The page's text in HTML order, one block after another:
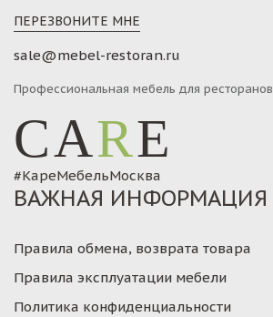
ПЕРЕЗВОНИТЕ МНЕ
sale@mebel-restoran.ru
Профессиональная мебель для ресторанов
CARE
#КареМебельМосква
ВАЖНАЯ ИНФОРМАЦИЯ
Правила обмена, возврата товара
Правила эксплуатации мебели
Политика конфиденциальности